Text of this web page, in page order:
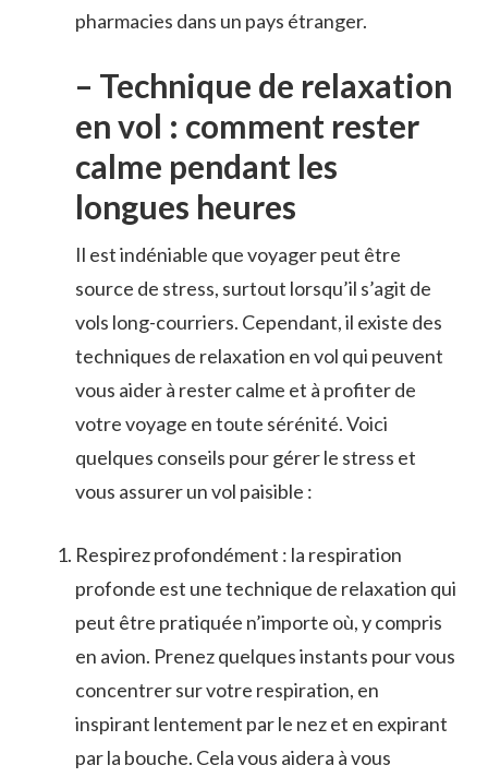
pharmacies dans un pays​ étranger.
– Technique de relaxation
en vol : comment rester
calme pendant les​
longues heures
Il est indéniable que voyager peut être
⁢source de ⁢stress, surtout lorsqu’il ⁣s’agit de
⁣vols long-courriers. ⁢Cependant, il existe ⁣des⁣
techniques ⁤de relaxation ​en vol qui peuvent
vous aider à⁤ rester calme ⁢et à profiter de
votre voyage en toute ⁤sérénité. Voici
quelques conseils pour gérer ​le stress⁢ et⁤
vous assurer ‍un vol ⁤paisible :
Respirez profondément : la respiration
⁤profonde est‍ une technique de relaxation qui
‍peut être ⁤pratiquée⁣ n’importe où, y ⁢compris
en avion. ‌Prenez ⁢quelques instants pour⁤ vous
concentrer ⁤sur⁤ votre ​respiration, en
inspirant⁤ lentement par le nez et en expirant
par la bouche.​ Cela vous aidera à vous